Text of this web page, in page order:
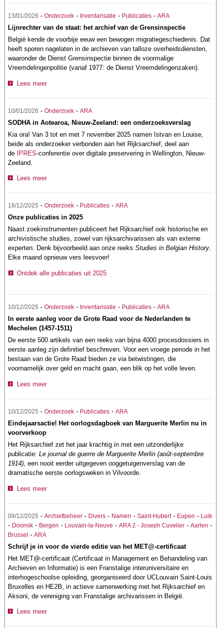
13/01/2026 -Onderzoek - Inventarisatie - Publicaties -ARA
Lijnrechter van de staat: het archief van de Grensinspectie
België kende de voorbije eeuw een bewogen migratiegeschiedenis. Dat
heeft sporen nagelaten in de archieven van talloze overheidsdiensten,
waaronder de Dienst Grensinspectie binnen de voormalige
Vreemdelingenpolitie (vanaf 1977: de Dienst Vreemdelingenzaken).
Lees meer
10/01/2026 -Onderzoek -ARA
SODHA in Aotearoa, Nieuw-Zeeland: een onderzoeksverslag
Kia ora! Van 3 tot en met 7 november 2025 namen Istvan en Louise,
beide als onderzoeker verbonden aan het Rijksarchief, deel aan
de IPRES-conferentie over digitale preservering in Wellington, Nieuw-
Zeeland.
Lees meer
18/12/2025 -Onderzoek - Publicaties -ARA
Onze publicaties in 2025
Naast zoekinstrumenten publiceert het Rijksarchief ook historische en
archivistische studies, zowel van rijksarchivarissen als van externe
experten. Denk bijvoorbeeld aan onze reeksStudies in Belgian History.
Elke maand opnieuw vers leesvoer!
Ontdek alle publicaties uit 2025
10/12/2025 -Onderzoek - Inventarisatie - Publicaties -ARA
In eerste aanleg voor de Grote Raad voor de Nederlanden te
Mechelen (1457-1511)
De eerste 500 artikels van een reeks van bijna 4000 procesdossiers in
eerste aanleg zijn definitief beschreven. Voor een vroege periode in het
bestaan van de Grote Raad bieden ze via betwistingen, die
voornamelijk over geld en macht gaan, een blik op het volle leven.
Lees meer
10/12/2025 -Onderzoek - Publicaties -ARA
Eindejaarsactie! Het oorlogsdagboek van Marguerite Merlin nu in
voorverkoop
Het Rijksarchief zet het jaar krachtig in met een uitzonderlijke
publicatie:Le journal de guerre de Marguerite Merlin (août-septembre
1914) , een nooit eerder uitgegeven ooggetuigenverslag van de
dramatische eerste oorlogsweken in Vilvoorde.
Lees meer
09/12/2025 -Archiefbeheer - Divers - Namen -Saint-Hubert- Eupen - Luik
- Doornik - Bergen - Louvain-la-Neuve -ARA 2 - Joseph Cuvelier -Aarlen -
Brussel -ARA
Schrijf je in voor de vierde editie van het MET@-certificaat
Het MET@-certificaat (Certificaat in Management en Behandeling van
Archieven en Informatie) is een Franstalige interuniversitaire en
interhogeschoolse opleiding, georganiseerd door UCLouvain Saint-Louis
Bruxelles en HE2B, in actieve samenwerking met het Rijksarchief en
Aksoni, de vereniging van Franstalige archivarissen in België.
Lees meer